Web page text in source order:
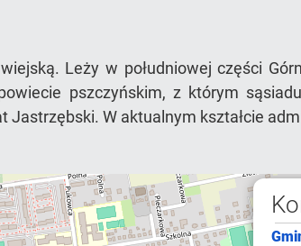
strony Leży w południowej części
pszczyńskim, z którym
Jastrzębski. W aktualnym kształcie